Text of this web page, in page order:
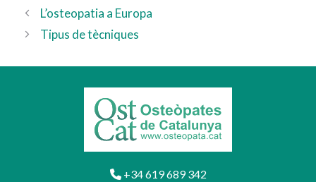
L’osteopatia a Europa
Tipus de tècniques
+34 619 689 342